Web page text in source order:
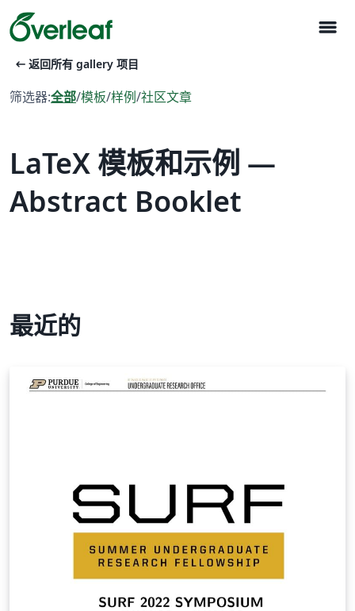
menu
arrow_left_alt 返回所有 gallery 项目
筛选器:全部/模板/样例/社区文章
LaTeX 模板和示例 —
Abstract Booklet
最近的